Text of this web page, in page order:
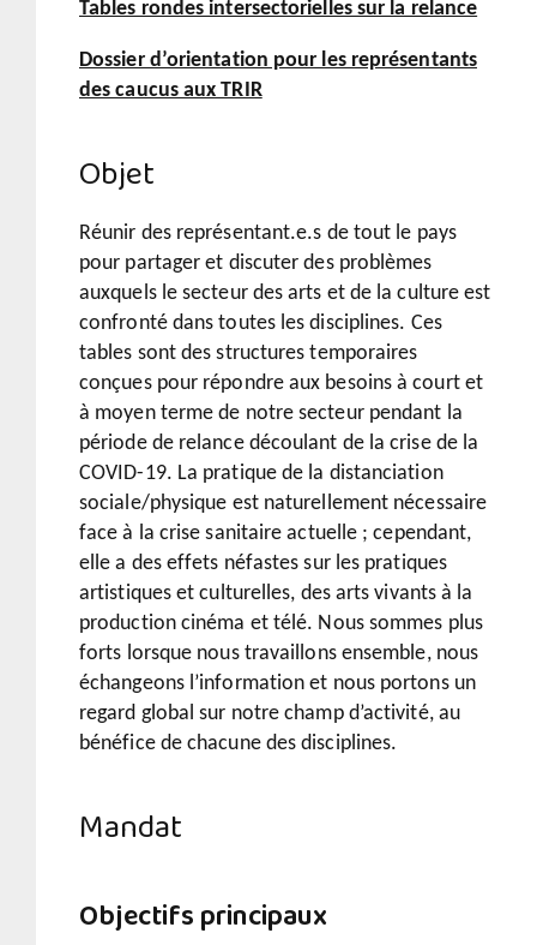
Tables rondes intersectorielles sur la relance
Dossier d’orientation pour les représentants
des caucus aux TRIR
Objet
Réunir des représentant.e.s de tout le pays
pour partager et discuter des problèmes
auxquels le secteur des arts et de la culture est
confronté dans toutes les disciplines. Ces
tables sont des structures temporaires
conçues pour répondre aux besoins à court et
à moyen terme de notre secteur pendant la
période de relance découlant de la crise de la
COVID-19. La pratique de la distanciation
sociale/physique est naturellement nécessaire
face à la crise sanitaire actuelle ; cependant,
elle a des effets néfastes sur les pratiques
artistiques et culturelles, des arts vivants à la
production cinéma et télé. Nous sommes plus
forts lorsque nous travaillons ensemble, nous
échangeons l’information et nous portons un
regard global sur notre champ d’activité, au
bénéfice de chacune des disciplines.
Mandat
Objectifs principaux